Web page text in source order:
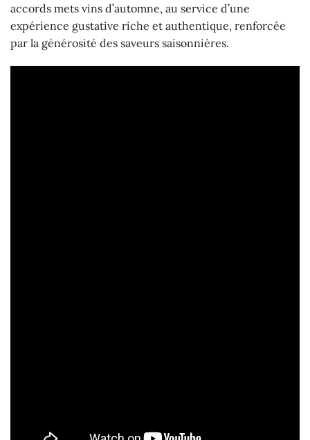
accords mets vins d’automne, au service d’une
expérience gustative riche et authentique, renforcée
par la générosité des saveurs saisonnières.